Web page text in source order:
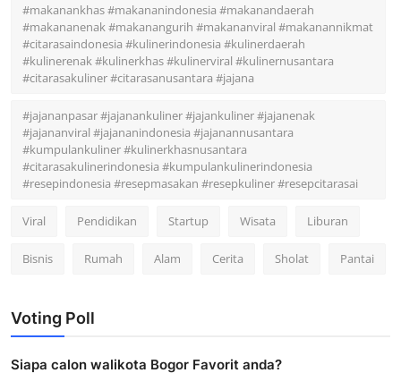
#makanankhas #makananindonesia #makanandaerah
#makananenak #makanangurih #makananviral #makanannikmat
#citarasaindonesia #kulinerindonesia #kulinerdaerah
#kulinerenak #kulinerkhas #kulinerviral #kulinernusantara
#citarasakuliner #citarasanusantara #jajana
#jajananpasar #jajanankuliner #jajankuliner #jajanenak
#jajananviral #jajananindonesia #jajanannusantara
#kumpulankuliner #kulinerkhasnusantara
#citarasakulinerindonesia #kumpulankulinerindonesia
#resepindonesia #resepmasakan #resepkuliner #resepcitarasai
Viral Pendidikan Startup Wisata Liburan
Bisnis Rumah Alam Cerita Sholat Pantai
Voting Poll
Siapa calon walikota Bogor Favorit anda?